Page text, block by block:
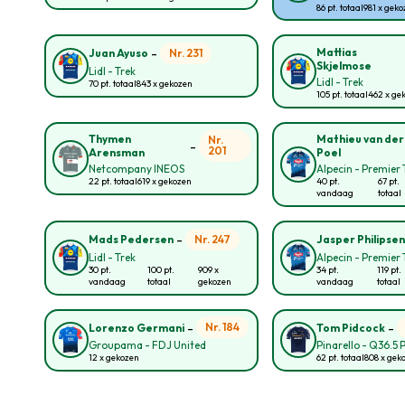
86 pt. totaal981 x
Juan Ayuso -
Nr. 231
Lidl - Trek
70 pt. totaal843 x gekozen
Mattias
Skjelmose
Lidl - Trek
105 pt. totaal462 x
Thymen
Arensman
-
Nr.
201
Netcompany INEOS
22 pt. totaal619 x gekozen
Mathieu van der
Poel
Alpecin - Premier
40 pt.
vandaag
67 pt.
totaal
Mads Pedersen -
Nr. 247
Lidl - Trek
30 pt.
vandaag
100 pt.
totaal
909 x
gekozen
Jasper Philipsen
Alpecin - Premier
34 pt.
vandaag
119 pt.
totaal
Lorenzo Germani -
Nr. 184
Groupama - FDJ United
12 x gekozen
Tom Pidcock -
Pinarello - Q36.5
62 pt. totaal808 x